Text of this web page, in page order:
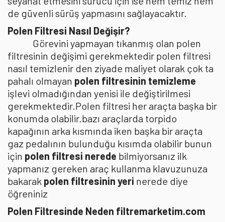
de güvenli sürüş yapmasını sağlayacaktır.
Polen Filtresi Nasıl Değişir?
Görevini yapmayan tıkanmış olan polen
filtresinin değişimi gerekmektedir polen filtresi
nasıl temizlenir den ziyade maliyet olarak çok ta
pahalı olmayan polen filtresinin temizleme
işlevi olmadığından yenisi ile değiştirilmesi
gerekmektedir.Polen filtresi her araçta başka bir
konumda olabilir.bazı araçlarda torpido
kapağının arka kısmında iken başka bir araçta
gaz pedalının bulunduğu kısımda olabilir bunun
için polen filtresi nerede bilmiyorsanız ilk
yapmanız gereken araç kullanma klavuzunuza
bakarak polen filtresinin yeri nerede diye
öğreniniz
Polen Filtresinde Neden filtremarketim.com